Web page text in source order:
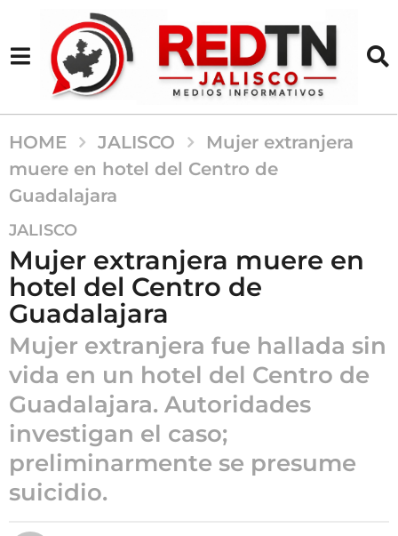
HOME JALISCO
Mujer extranjera
muere en hotel del Centro de
Guadalajara
4
m
e
s
e
a
g
o
4
m
e
e
JALISCO
Mujer extranjera muere en
hotel del Centro de
Guadalajara
Mujer extranjera fue hallada sin
vida en un hotel del Centro de
Guadalajara. Autoridades
investigan el caso;
preliminarmente se presume
suicidio.